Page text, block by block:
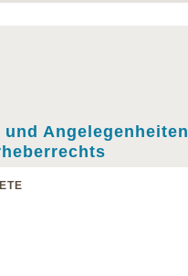
Angelegenheiten